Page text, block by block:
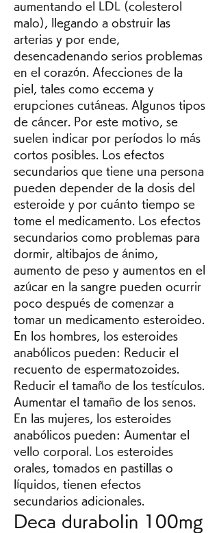
aumentando el LDL (colesterol
malo), llegando a obstruir las
arterias y por ende,
desencadenando serios problemas
en el corazón. Afecciones de la
piel, tales como eccema y
erupciones cutáneas. Algunos tipos
de cáncer. Por este motivo, se
suelen indicar por períodos lo más
cortos posibles. Los efectos
secundarios que tiene una persona
pueden depender de la dosis del
esteroide y por cuánto tiempo se
tome el medicamento. Los efectos
secundarios como problemas para
dormir, altibajos de ánimo,
aumento de peso y aumentos en el
azúcar en la sangre pueden ocurrir
poco después de comenzar a
tomar un medicamento esteroideo.
En los hombres, los esteroides
anabólicos pueden: Reducir el
recuento de espermatozoides.
Reducir el tamaño de los testículos.
Aumentar el tamaño de los senos.
En las mujeres, los esteroides
anabólicos pueden: Aumentar el
vello corporal. Los esteroides
orales, tomados en pastillas o
líquidos, tienen efectos
secundarios adicionales.
Deca durabolin 100mg